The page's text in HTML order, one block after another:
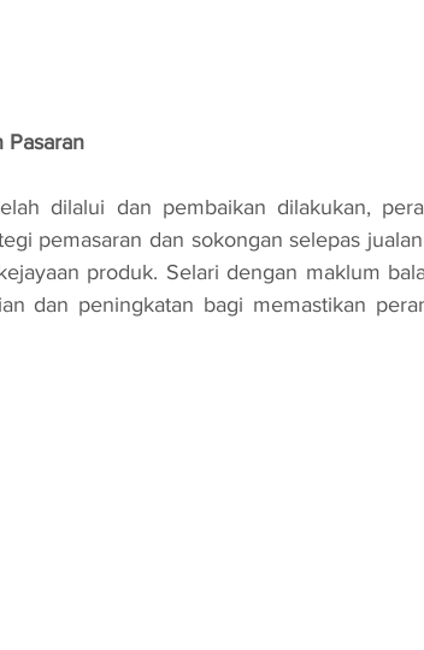
Pasaran
pemasaran dan sokongan selepas
produk. Selari dengan maklum
dan peningkatan bagi memastikan